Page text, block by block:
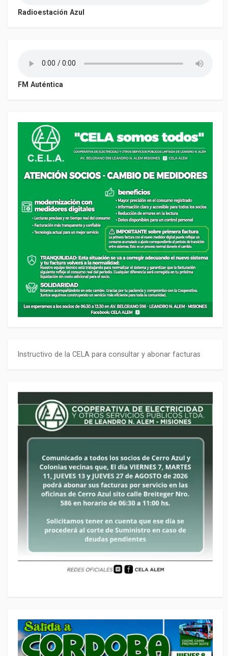
Radioestación Azul
FM Auténtica
Instructivo de la CELA para consultar y abonar facturas